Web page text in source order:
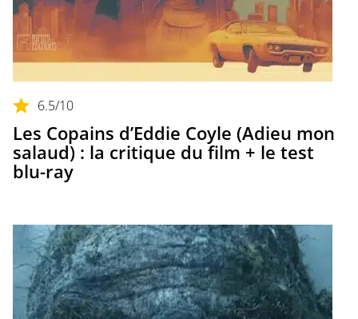
6.5/10
Les Copains d’Eddie Coyle (Adieu mon
salaud) : la critique du film + le test
blu-ray